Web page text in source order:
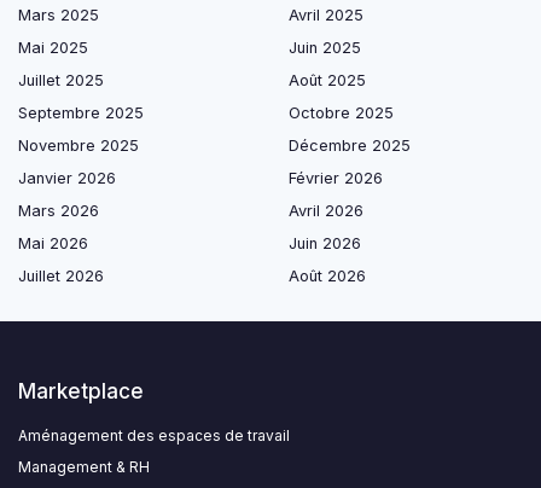
Mars 2025
Avril 2025
Mai 2025
Juin 2025
Juillet 2025
Août 2025
Septembre 2025
Octobre 2025
Novembre 2025
Décembre 2025
Janvier 2026
Février 2026
Mars 2026
Avril 2026
Mai 2026
Juin 2026
Juillet 2026
Août 2026
Marketplace
Aménagement des espaces de travail
Management & RH